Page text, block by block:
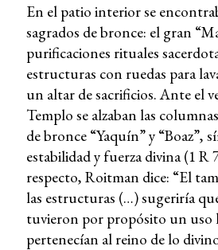
En el patio interior se
sagrados de bronce: el gran
purificaciones rituales
estructuras con ruedas para
un altar de sacrificios. Ante el
Templo se alzaban las
de bronce “Yaquín” y “Boaz”,
estabilidad y fuerza divina (1 R
respecto, Roitman dice: “El
las estructuras (…) sugeriría
tuvieron por propósito un uso
pertenecían al reino de lo